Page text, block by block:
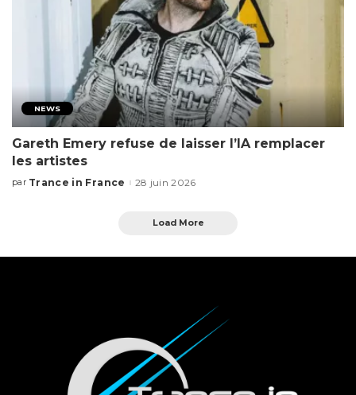
NEWS
Gareth Emery refuse de laisser l’IA remplacer
les artistes
par Trance in France 28 juin 2026
Load More